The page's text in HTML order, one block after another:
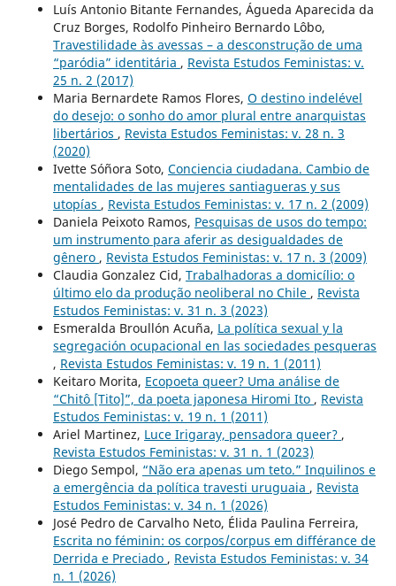
Luís Antonio Bitante Fernandes, Águeda Aparecida da
Cruz Borges, Rodolfo Pinheiro Bernardo Lôbo,
Travestilidade às avessas – a desconstrução de uma
“paródia” identitária , Revista Estudos Feministas: v.
25 n. 2 (2017)
Maria Bernardete Ramos Flores, O destino indelével
do desejo: o sonho do amor plural entre anarquistas
libertários , Revista Estudos Feministas: v. 28 n. 3
(2020)
Ivette Sóñora Soto, Conciencia ciudadana. Cambio de
mentalidades de las mujeres santiagueras y sus
utopías , Revista Estudos Feministas: v. 17 n. 2 (2009)
Daniela Peixoto Ramos, Pesquisas de usos do tempo:
um instrumento para aferir as desigualdades de
gênero , Revista Estudos Feministas: v. 17 n. 3 (2009)
Claudia Gonzalez Cid, Trabalhadoras a domicílio: o
último elo da produção neoliberal no Chile , Revista
Estudos Feministas: v. 31 n. 3 (2023)
Esmeralda Broullón Acuña, La política sexual y la
segregación ocupacional en las sociedades pesqueras
, Revista Estudos Feministas: v. 19 n. 1 (2011)
Keitaro Morita, Ecopoeta queer? Uma análise de
“Chitô [Tito]”, da poeta japonesa Hiromi Ito , Revista
Estudos Feministas: v. 19 n. 1 (2011)
Ariel Martinez, Luce Irigaray, pensadora queer? ,
Revista Estudos Feministas: v. 31 n. 1 (2023)
Diego Sempol, “Não era apenas um teto.” Inquilinos e
a emergência da política travesti uruguaia , Revista
Estudos Feministas: v. 34 n. 1 (2026)
José Pedro de Carvalho Neto, Élida Paulina Ferreira,
Escrita no féminin: os corpos/corpus em différance de
Derrida e Preciado , Revista Estudos Feministas: v. 34
n. 1 (2026)